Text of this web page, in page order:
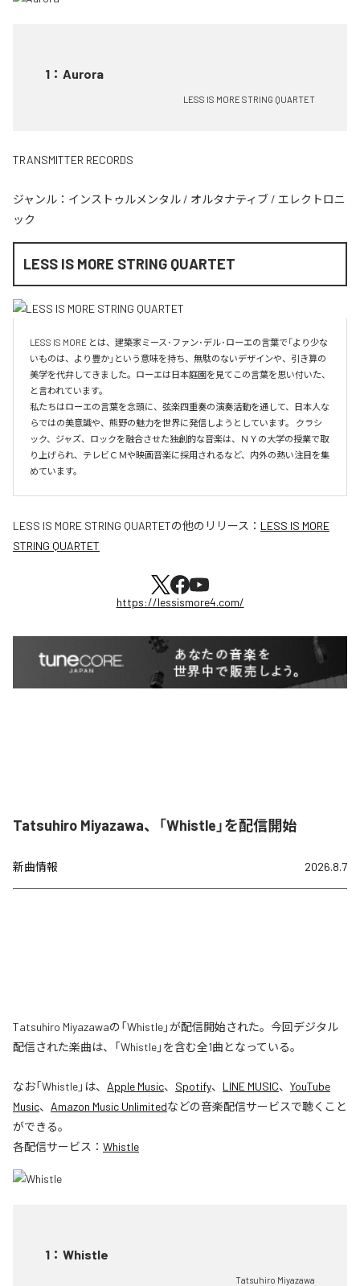
1 ： Aurora
LESS IS MORE STRING QUARTET
TRANSMITTER RECORDS
ジャンル： インストゥルメンタル / オルタナティブ / エレクトロニ
ック
LESS IS MORE STRING QUARTET
LESS IS MORE とは、建築家ミース･ファン･デル･ローエの言葉で「より少な
いものは、より豊か」という意味を持ち、無駄のないデザインや、引き算の
美学を代弁してきました。ローエは日本庭園を見てこの言葉を思い付いた、
と言われています。
私たちはローエの言葉を念頭に、弦楽四重奏の演奏活動を通して、日本人な
らではの美意識や、熊野の魅力を世界に発信しようとしています。 クラシ
ック、ジャズ、ロックを融合させた独創的な音楽は、ＮＹの大学の授業で取
り上げられ、テレビＣＭや映画音楽に採用されるなど、内外の熱い注目を集
めています。
LESS IS MORE STRING QUARTETの他のリリース： LESS IS MORE
STRING QUARTET
https://lessismore4.com/
Tatsuhiro Miyazawa、「Whistle」を配信開始
新曲情報 2026.8.7
Tatsuhiro Miyazawaの「Whistle」が配信開始された。今回デジタル
配信された楽曲は、「Whistle」を含む全1曲となっている。
なお「Whistle」は、 Apple Music、 Spotify、 LINE MUSIC、 YouTube
Music、 Amazon Music Unlimitedなどの音楽配信サービスで聴くこと
ができる。
各配信サービス： Whistle
1 ： Whistle
Tatsuhiro Miyazawa